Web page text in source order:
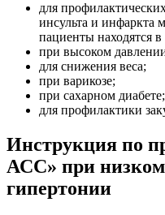
для
инсульта и инфаркта
пациенты находятся
при высоком
для снижения веса;
при варикозе;
при сахарном диабете;
для профилактики
Инструкция по
АСС» при
гипертонии